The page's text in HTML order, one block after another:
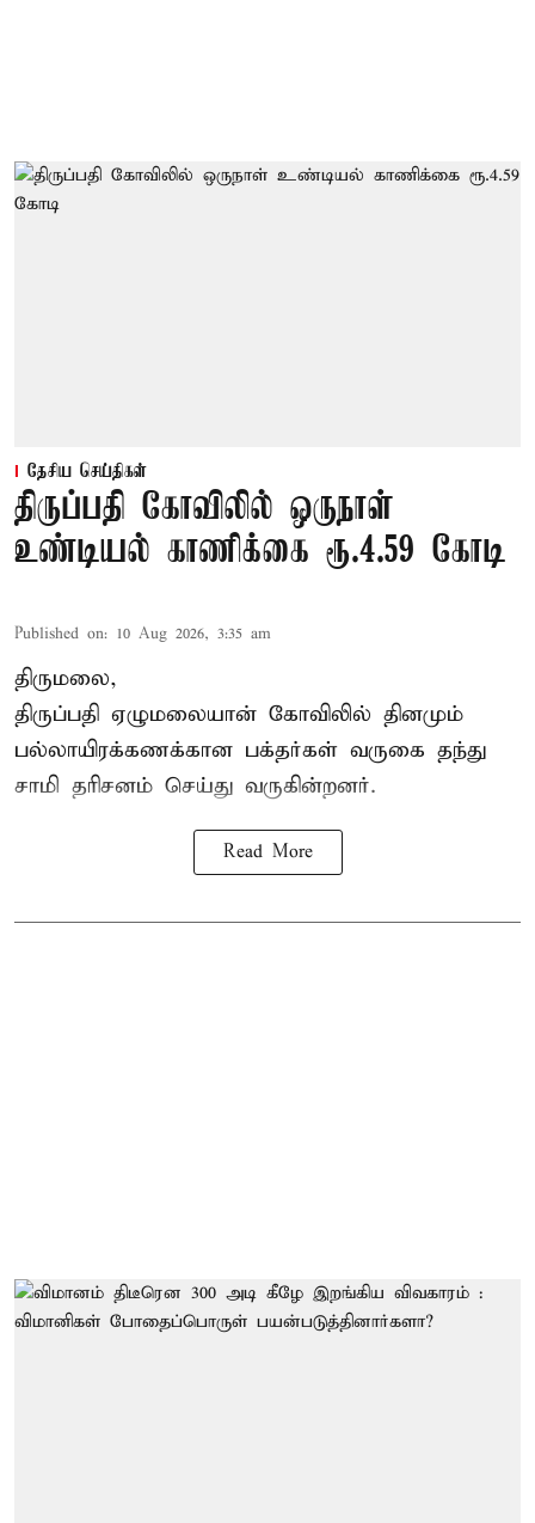
தேசிய செய்திகள்
திருப்பதி கோவிலில் ஒருநாள்
உண்டியல் காணிக்கை ரூ.4.59 கோடி
Published on: 10 Aug 2026, 3:35 am
திருமலை,
திருப்பதி ஏழுமலையான் கோவிலில் தினமும்
பல்லாயிரக்கணக்கான பக்தர்கள் வருகை தந்து
சாமி தரிசனம் செய்து வருகின்றனர்.
Read More